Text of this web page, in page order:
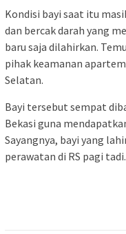
Kondisi bayi saat itu
dan bercak darah yang
baru saja dilahirkan.
pihak keamanan
Selatan.
Bayi tersebut sempat
Bekasi guna
Sayangnya, bayi yang
perawatan di RS pagi tadi.